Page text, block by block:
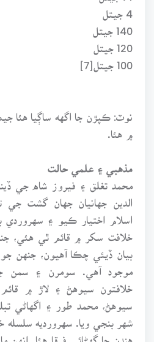
4 جيتل
140 جيتل
120 جيتل
100 جيتل[7]
نوٽ: ڪپڙن جا اگهه ساڳيا هئا
۾ هئا.
مذهبي ۽ علمي حالت
محمد تغلق ۽ فيروز شاه جي
الدين جهانيان جهان گشت جي
اسلام اختيار ڪيو ۽ سهروردي
خلافت سکر ۾ قائم ٿي هئي،
بيان ڏيئي چڪا آهيون، جنهن
موجود آهي. سومرن ۽ سمن
خلافتون سيوهڻ ۽ لاڙ ۾ قائم
سيوهڻ، محمد طور ۽ اگهاڻي
شهر بنجي ويا. سهرورديه سلسله
هندن جا گهڻائي فرقا هئا. انهن